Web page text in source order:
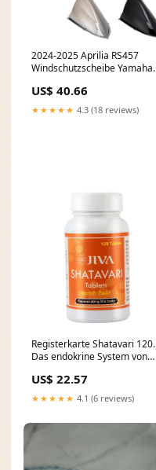
2024-2025 Aprilia RS457
Windschutzscheibe Yamaha
US$ 40.66
★★★★★ 4.3 (18 reviews)
Registerkarte Shatavari 120.
Das endokrine System von
US$ 22.57
★★★★★ 4.1 (6 reviews)